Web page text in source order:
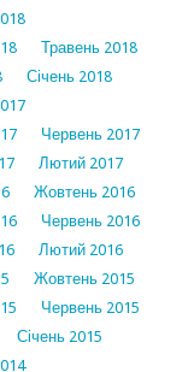
Травень 2018
Січень 2018
Червень 2017
Лютий 2017
Жовтень 2016
Червень 2016
Лютий 2016
Жовтень 2015
Червень 2015
Січень 2015